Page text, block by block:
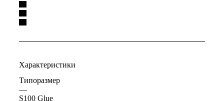
Характеристики
Типоразмер
—
S100 Glue